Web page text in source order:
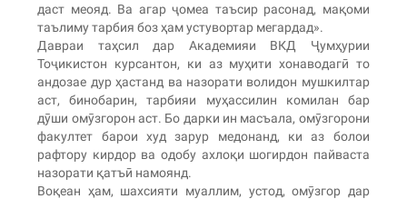
даст меояд. Ва агар ҷомеа таъсир расонад, мақоми
таълиму тарбия боз ҳам устувортар мегардад».
Давраи таҳсил дар Академияи ВКД Ҷумҳурии
Тоҷикистон курсантон, ки аз муҳити хонаводагӣ то
андозае дур ҳастанд ва назорати волидон мушкилтар
аст, бинобарин, тарбияи муҳассилин комилан бар
дӯши омӯзгорон аст. Бо дарки ин масъала, омӯзгорони
факултет барои худ зарур медонанд, ки аз болои
рафтору кирдор ва одобу ахлоқи шогирдон пайваста
назорати қатъӣ намоянд.
Воқеан ҳам, шахсияти муаллим, устод, омӯзгор дар